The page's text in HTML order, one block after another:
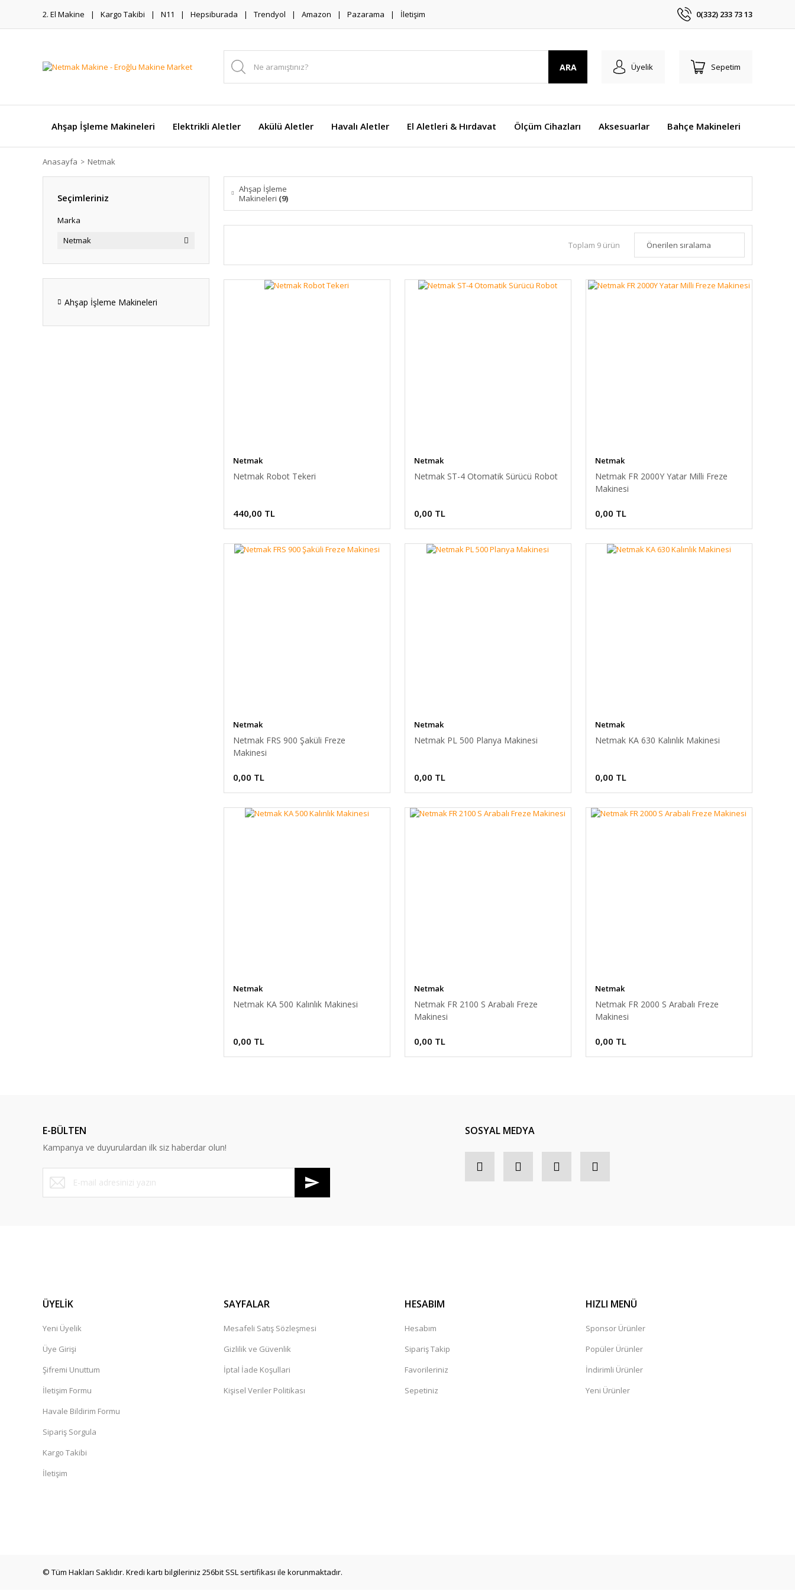
2. El Makine Kargo Takibi N11 Hepsiburada Trendyol Amazon Pazarama İletişim 0(332) 233 73 13
ARA Üyelik Sepetim
Ahşap İşleme Makineleri Elektrikli Aletler Akülü Aletler Havalı Aletler El Aletleri & Hırdavat Ölçüm Cihazları Aksesuarlar Bahçe Makineleri
Anasayfa Netmak
Seçimleriniz
Marka
Netmak
Ahşap İşleme Makineleri
Ahşap İşleme
Makineleri (9)
Toplam 9 ürün
Netmak
Netmak Robot Tekeri
440,00 TL
Netmak
Netmak ST-4 Otomatik Sürücü Robot
0,00 TL
Netmak
Netmak FR 2000Y Yatar Milli Freze
Makinesi
0,00 TL
Netmak
Netmak FRS 900 Şaküli Freze
Makinesi
0,00 TL
Netmak
Netmak PL 500 Planya Makinesi
0,00 TL
Netmak
Netmak KA 630 Kalınlık Makinesi
0,00 TL
Netmak
Netmak KA 500 Kalınlık Makinesi
0,00 TL
Netmak
Netmak FR 2100 S Arabalı Freze
Makinesi
0,00 TL
Netmak
Netmak FR 2000 S Arabalı Freze
Makinesi
0,00 TL
E-BÜLTEN
Kampanya ve duyurulardan ilk siz haberdar olun!
SOSYAL MEDYA
ÜYELİK
Yeni Üyelik
Üye Girişi
Şifremi Unuttum
İletişim Formu
Havale Bildirim Formu
Sipariş Sorgula
Kargo Takibi
İletişim
SAYFALAR
Mesafeli Satış Sözleşmesi
Gizlilik ve Güvenlik
İptal İade Koşullari
Kişisel Veriler Politikası
HESABIM
Hesabım
Sipariş Takip
Favorileriniz
Sepetiniz
HIZLI MENÜ
Sponsor Ürünler
Popüler Ürünler
İndirimli Ürünler
Yeni Ürünler
© Tüm Hakları Saklıdır. Kredi kartı bilgileriniz 256bit SSL sertifikası ile korunmaktadır.